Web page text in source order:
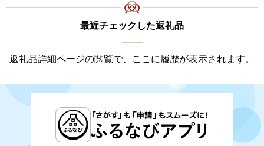
最近チェックした返礼品
返礼品詳細ページの閲覧で、ここに履歴が表示されます。